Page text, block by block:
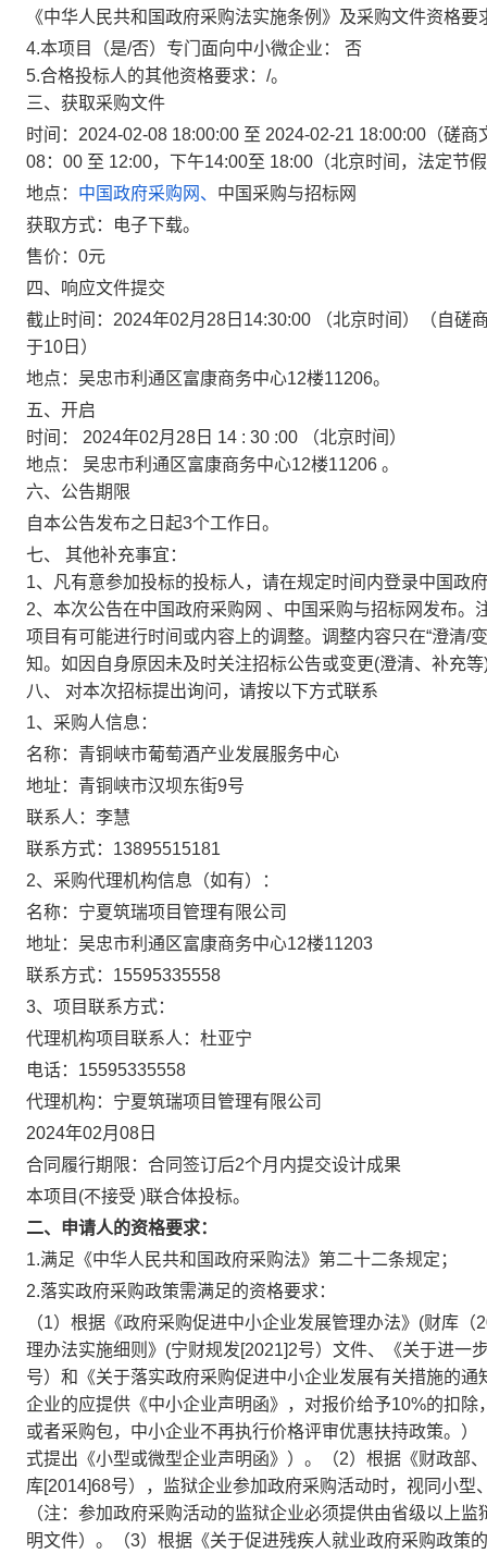
《中华人民共和国政府采购法实施条例》及采购文件资格
4.本项目（是/否）专门面向中小微企业：
否
5.合格投标人的其他资格要求：/。
三、获取采购文件
时间 ： 2024-02-08 18:00:00 至 2024-02-21 18:00:00 （磋
08：00 至 12:00，下午14:00至 18:00（北京时间，法定节
地点 ： 中国政府采购网、 中国采购与招标网
获取方式： 电子下载。
售价： 0元
四、响应文件提交
截止时间： 2024年02月 28 日 14:30:00 （北京时间）（自磋
于10 日）
地点 ： 吴忠市利通区富康商务中心12楼11206。
五、开启
时间：
2024年02月28日 14 : 30 :00
（北京时间）
地点：
吴忠市利通区富康商务中心12楼11206 。
六、公告期限
自本公告发布之日起3个工作日。
七、
其他补充事宜：
1、凡有意参加投标的投标人，请在规定时间内登录中国政
2、本次公告在中国政府采购网 、中国采购与招标网发布
项目有可能进行时间或内容上的调整。调整内容只在“澄清/
知。如因自身原因未及时关注招标公告或变更(澄清、补充
八、
对本次招标提出询问，请按以下方式联系
1、采购人信息：
名称： 青铜峡市葡萄酒产业发展服务中心
地址： 青铜峡市汉坝东街9号
联系人： 李慧
联系方式： 13895515181
2、 采购代理机构信息（如有）：
名称： 宁夏筑瑞项目管理有限公司
地址： 吴忠市利通区富康商务中心12楼11203
联系方式： 15595335558
3、 项目联系方式：
代理机构项目联系人： 杜亚宁
电话：15595335558
代理机构： 宁夏筑瑞项目管理有限公司
2024年02月08日
合同履行期限：合同签订后2个月内提交设计成果
本项目(不接受 )联合体投标。
二、申请人的资格要求：
1.满足《中华人民共和国政府采购法》第二十二条规定；
2.落实政府采购政策需满足的资格要求：
（1）根据《政府采购促进中小企业发展管理办法》(财库
理办法实施细则》(宁财规发[2021]2号）文件、《关于进一
号）和《关于落实政府采购促进中小企业发展有关措施的
企业的应提供《中小企业声明函》，对报价给予10%的扣除
或者采购包，中小企业不再执行价格评审优惠扶持政策。
式提出《小型或微型企业声明函》）。（2）根据《财政部
库[2014]68号），监狱企业参加政府采购活动时，视同小
（注：参加政府采购活动的监狱企业必须提供由省级以上
明文件）。（3）根据《关于促进残疾人就业政府采购政策